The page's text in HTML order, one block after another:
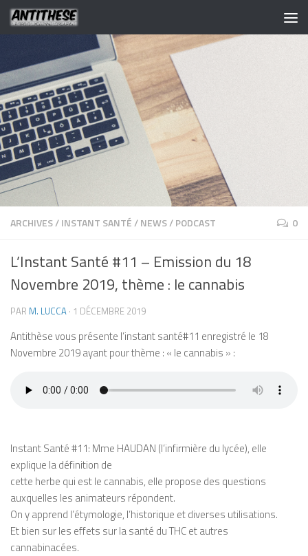
ARCHIVES/INSTANT SANTÉ/NEWS/PODCAST 0
L’Instant Santé #11 – Emission du 18
Novembre 2019, thème : le cannabis
PAR M. LUCCA · 1 DÉCEMBRE 2019
Antithèse vous présente l’instant santé#11 enregistré le 18
Novembre 2019 ayant pour thème : « le cannabis » :
Instant Santé #11: Mme HAUDAN (l’infirmière du lycée), elle
explique la définition de
cette herbe qui est le cannabis, elle propose des questions
auxquelles les animateurs répondent.
On y apprend l’étymologie, l’historique et diverses utilisations.
Et bien sur les effets sur la santé du THC et autres
cannabinacées.